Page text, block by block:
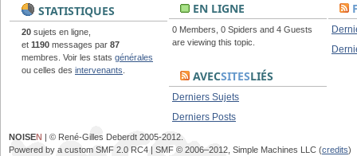
STATISTIQUES
20 sujets en ligne,
et 1190 messages par 87
membres. Voir les stats générales
ou celles des intervenants
EN LIGNE
0 Members, 0 Spiders and 4 Guests
are viewing this topic.
AVECSITESLIÉS
Derniers Sujets
Derniers Posts
NOISEN | © René-Gilles Deberdt 2005-2012.
Powered by a custom SMF 2.0 RC4 | SMF © 2006–2012, Simple Machines LLC (credits)